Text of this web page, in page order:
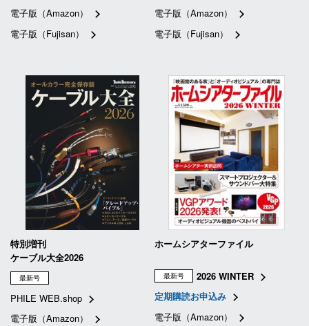
電子版（Amazon）
電子版（Fujisan）
電子版（Amazon）
電子版（Fujisan）
特別増刊
ケーブル大全2026
最新号
PHILE WEB.shop
電子版（Amazon）
ホームシアターファイル
最新号
2026 WINTER
定期購読お申込み
電子版（Amazon）